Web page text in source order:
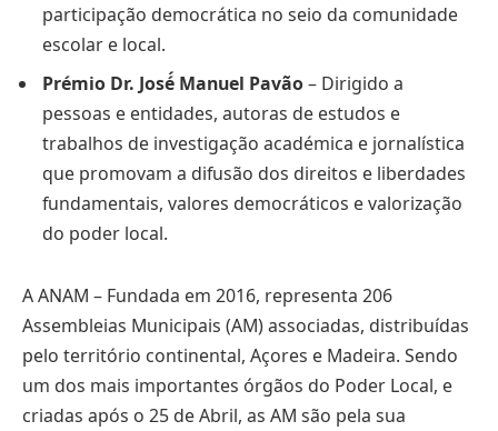
participação democrática no seio da comunidade
escolar e local.
Prémio Dr. José́ Manuel Pavão– Dirigido a
pessoas e entidades, autoras de estudos e
trabalhos de investigação académica e jornalística
que promovam a difusão dos direitos e liberdades
fundamentais, valores democráticos e valorização
do poder local.
A ANAM – Fundada em 2016, representa 206
Assembleias Municipais (AM) associadas, distribuídas
pelo território continental, Açores e Madeira. Sendo
um dos mais importantes órgãos do Poder Local, e
criadas após o 25 de Abril, as AM são pela sua